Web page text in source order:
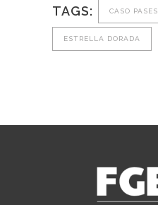
TAGS: CASO PASES
ESTRELLA DORADA